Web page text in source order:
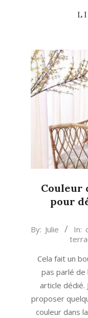
Couleur
pour
2023-
30
By: Julie In:
Cela fait un
pas parlé de
article dédié.
proposer
couleur dans